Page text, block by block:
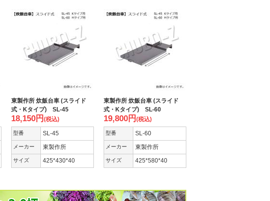
東製作所 炊飯台車 (スライド
式・Kタイプ) SL-45
18,150円 (税込)
型番 SL-45
メーカー 東製作所
サイズ 425*430*40
東製作所 炊飯台車 (スライド
式・Kタイプ) SL-60
19,800円 (税込)
型番 SL-60
メーカー 東製作所
サイズ 425*580*40